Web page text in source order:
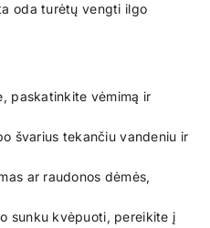
oda turėtų vengti ilgo
paskatinkite vėmimą ir
švarius tekančiu vandeniu ir
ar raudonos dėmės,
sunku kvėpuoti, pereikite į